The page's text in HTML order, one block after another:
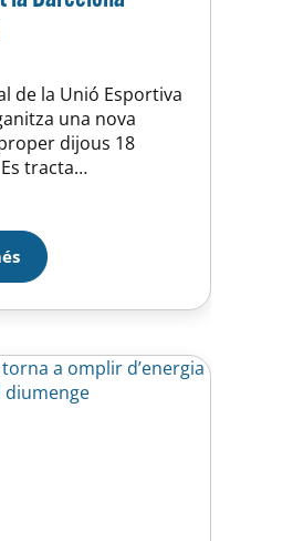
de la Unió Esportiva
una nova
dijous 18
tracta
maçoneria:
rituals
símbols ocults,
Poques
la maçoneria. A
persecució dels…